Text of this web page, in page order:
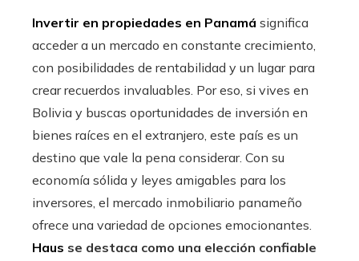
Invertir en propiedades en Panamá significa
acceder a un mercado en constante crecimiento,
con posibilidades de rentabilidad y un lugar para
crear recuerdos invaluables. Por eso, si vives en
Bolivia y buscas oportunidades de inversión en
bienes raíces en el extranjero, este país es un
destino que vale la pena considerar. Con su
economía sólida y leyes amigables para los
inversores, el mercado inmobiliario panameño
ofrece una variedad de opciones emocionantes.
Haus se destaca como una elección confiable